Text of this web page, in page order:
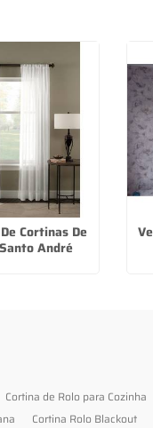
Cortinas De
André
Cortina de Rolo para Cozinha
Cortina Rolo Blackout